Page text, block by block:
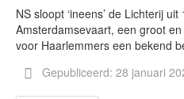
NS sloopt ‘ineens’ de Lichterij
Amsterdamsevaart, een groot
voor Haarlemmers een bekend
Gepubliceerd: 28 januari